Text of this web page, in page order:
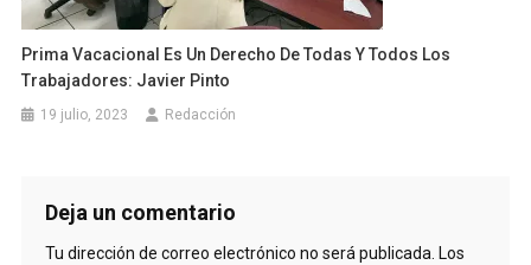
Prima Vacacional Es Un Derecho De Todas Y Todos Los
Trabajadores: Javier Pinto
19 julio, 2023 Redacción
Deja un comentario
Tu dirección de correo electrónico no será publicada. Los